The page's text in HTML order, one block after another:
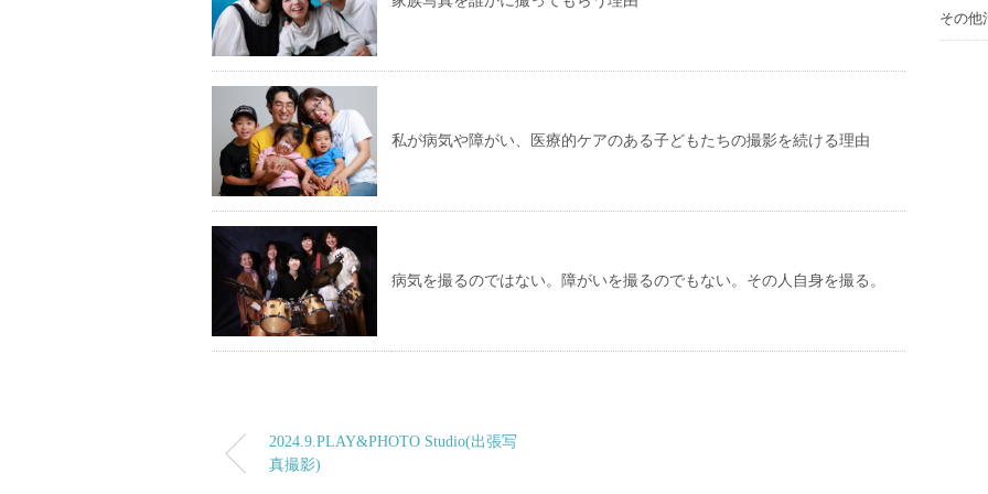
私が病気や障がい、医療的ケアのある子どもたちの撮影を続ける理由
病気を撮るのではない。障がいを撮るのでもない。その人自身を撮る。
2024.9.PLAY&PHOTO Studio(出張写
真撮影)
その他